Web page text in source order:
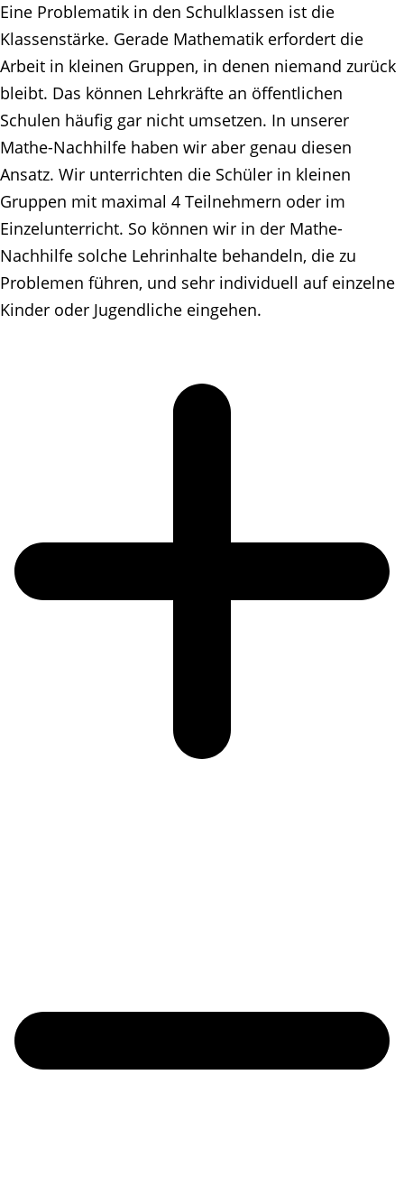
Eine Problematik in den Schulklassen ist die
Klassenstärke. Gerade Mathematik erfordert die
Arbeit in kleinen Gruppen, in denen niemand zurück
bleibt. Das können Lehrkräfte an öffentlichen
Schulen häufig gar nicht umsetzen. In unserer
Mathe-Nachhilfe haben wir aber genau diesen
Ansatz. Wir unterrichten die Schüler in kleinen
Gruppen mit maximal 4 Teilnehmern oder im
Einzelunterricht. So können wir in der Mathe-
Nachhilfe solche Lehrinhalte behandeln, die zu
Problemen führen, und sehr individuell auf einzelne
Kinder oder Jugendliche eingehen.